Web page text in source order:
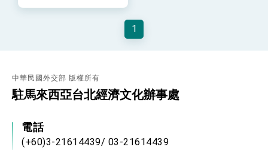
變局中 奮起的新臺灣 總統發表國慶演說
總統發表執政周年談話 盼面對未來挑戰 堅持
賴總統就職演說影片
總統重要談話
我國政府將在美國亞利桑納州設立「駐鳳凰城辦
1
中華民國外交部 版權所有
駐馬來西亞台北經濟文化辦事處
電話
(+60)3-21614439/ 03-21614439